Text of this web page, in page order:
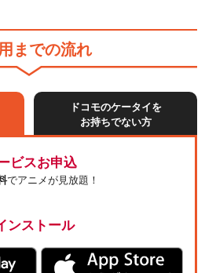
までの流れ
ドコモのケータイを
お持ちでない方
ビスお申込
でアニメが見放題！
ンストール